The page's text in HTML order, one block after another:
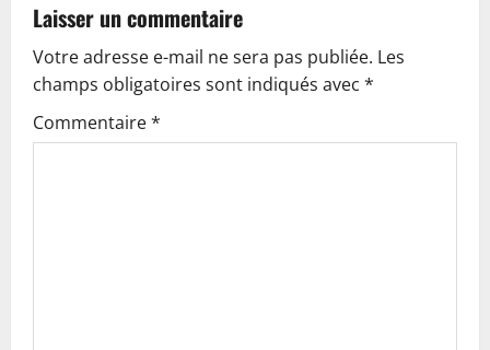
v
i
g
Laisser un commentaire
Votre adresse e-mail ne sera pas publiée. Les
champs obligatoires sont indiqués avec *
Commentaire*